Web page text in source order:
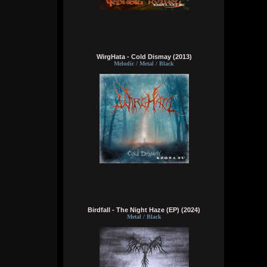
делах. панки просто бомбы
Кукуня
Вчера в 21:36:44
Цитата: Wirtuozik
ещё и вместо мозга вставили мощный
компьют
ты хотел сказать в место, где должен
быть мозг
Вчера в 20:40:37
А если бы мне ещё и вместо мозга
вставили мощный компьют, то ч бы еще и
WirgHata - Cold Dismay (2013)
Melodic / Metal / Black
Birdfall - The Night Haze (EP) (2024)
Metal / Black